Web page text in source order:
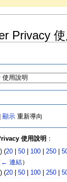
Privacy
顯示 重新導向
使用說明 ：
(20| 50| 100| 250|
← 連結）
(20| 50| 100| 250|